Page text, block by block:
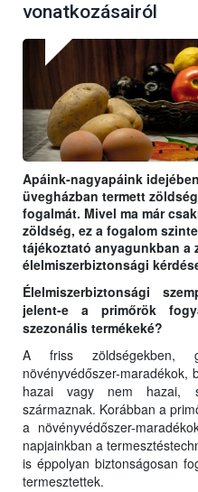
vonatkozásairól
Apáink-nagyapáink
üvegházban termett
fogalmát. Mivel ma már
zöldség, ez a fogalom
tájékoztató anyagunkban a
élelmiszerbiztonsági
Élelmiszerbiztonsági
jelent-e a primőrök
szezonális termékeké?
A friss zöldségekben,
növényvédőszer-
hazai vagy nem hazai,
származnak. Korábban a
a növényvédőszer-
napjainkban a
is éppolyan biztonságosan
termesztettek.